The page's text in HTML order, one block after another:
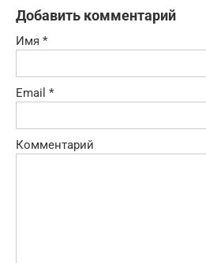
Добавить комментарий
Имя *
Email *
Комментарий